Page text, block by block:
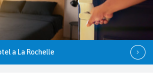
a La Rochelle